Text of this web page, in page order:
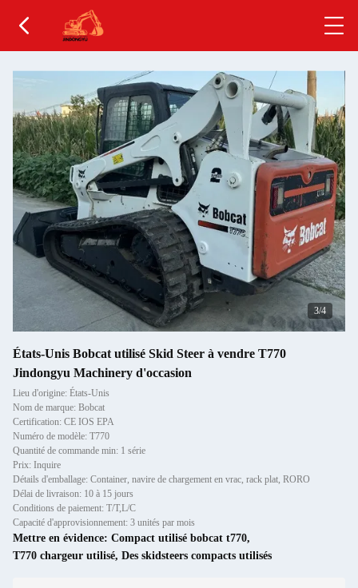
4/4
États-Unis Bobcat utilisé Skid Steer à vendre T770
Jindongyu Machinery d'occasion
Lieu d'origine: États-Unis
Nom de marque: Bobcat
Certification: CE IOS EPA
Numéro de modèle: T770
Quantité de commande min: 1 série
Prix: Inquire
Détails d'emballage: Container, navire de chargement en vrac, rack plat, RORO
Délai de livraison: 10 à 15 jours
Conditions de paiement: T/T,L/C
Capacité d'approvisionnement: 3 unités par mois
Mettre en évidence: Compact utilisé bobcat t770,
T770 chargeur utilisé, Des skidsteers compacts utilisés